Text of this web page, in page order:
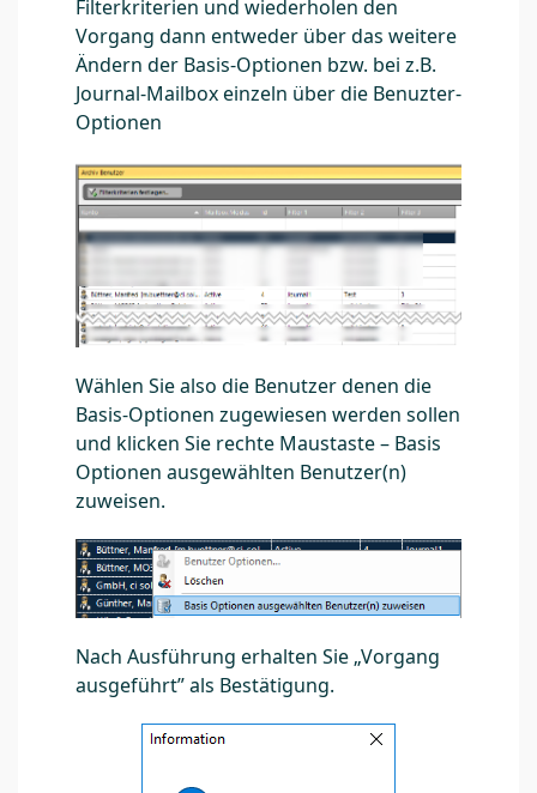
Filterkriterien und wiederholen den
Vorgang dann entweder über das weitere
Ändern der Basis-Optionen bzw. bei z.B.
Journal-Mailbox einzeln über die Benuzter-
Optionen
Wählen Sie also die Benutzer denen die
Basis-Optionen zugewiesen werden sollen
und klicken Sie rechte Maustaste – Basis
Optionen ausgewählten Benutzer(n)
zuweisen.
Nach Ausführung erhalten Sie „Vorgang
ausgeführt” als Bestätigung.